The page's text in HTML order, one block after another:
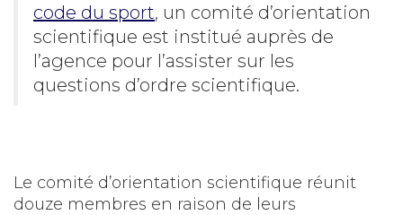
code du sport, un comité d’orientation
scientifique est institué auprès de
l’agence pour l’assister sur les
questions d’ordre scientifique.
Le comité d’orientation scientifique réunit
douze membres en raison de leurs